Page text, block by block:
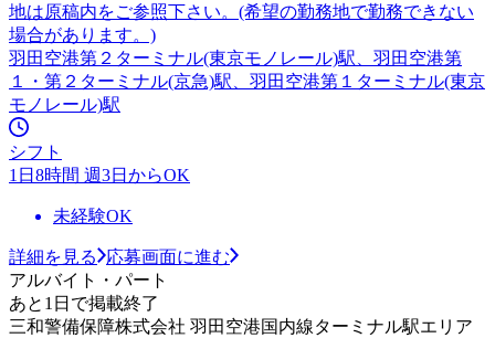
地は原稿内をご参照下さい。(希望の勤務地で勤務できない
場合があります。)
羽田空港第２ターミナル(東京モノレール)駅、羽田空港第
１・第２ターミナル(京急)駅、羽田空港第１ターミナル(東京
モノレール)駅
シフト
1日8時間 週3日からOK
未経験OK
詳細を見る
応募画面に進む
アルバイト・パート
あと1日で掲載終了
三和警備保障株式会社 羽田空港国内線ターミナル駅エリア